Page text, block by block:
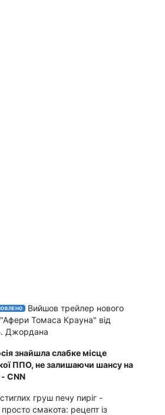
Вийшов трейлер нового
Томаса Крауна" від
Джордана
знайшла слабке місце
ППО, не залишаючи шансу на
CNN
стиглих груш печу пиріг -
смакота: рецепт із